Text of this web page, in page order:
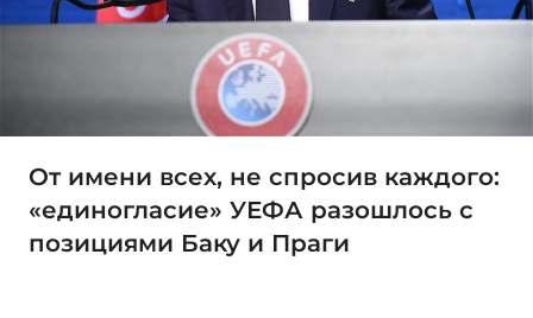
От имени всех, не спросив каждого:
«единогласие» УЕФА разошлось с
позициями Баку и Праги